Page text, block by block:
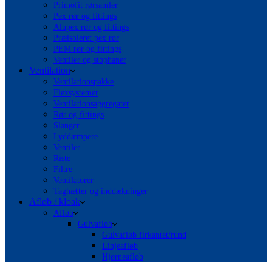
Primofit rørsamler
Pex rør og fittings
Alupex rør og fittings
Præisoleret pex rør
PEM rør og fittings
Ventiler og stophaner
Ventilation
Ventilationspakke
Flexsystemer
Ventilationsaggregater
Rør og fittings
Slanger
Lyddæmpere
Ventiler
Riste
Filtre
Ventilatorer
Taghætter og inddækninger
Afløb / kloak
Afløb
Gulvafløb
Gulvafløb firkantet/rund
Linjeafløb
Hjørneafløb